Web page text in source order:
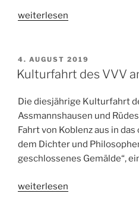
„Eifelblickhütte:
Sommer
2020
weiterlesen
VERÖFFENTLICHT
AM
4. AUGUST 2019
Kulturfahrt des VVV
Die diesjährige Kulturfahrt
Assmannshausen und
Fahrt von Koblenz aus in
dem Dichter und
geschlossenes Gemälde“,
„Kulturfahrt
weiterlesen